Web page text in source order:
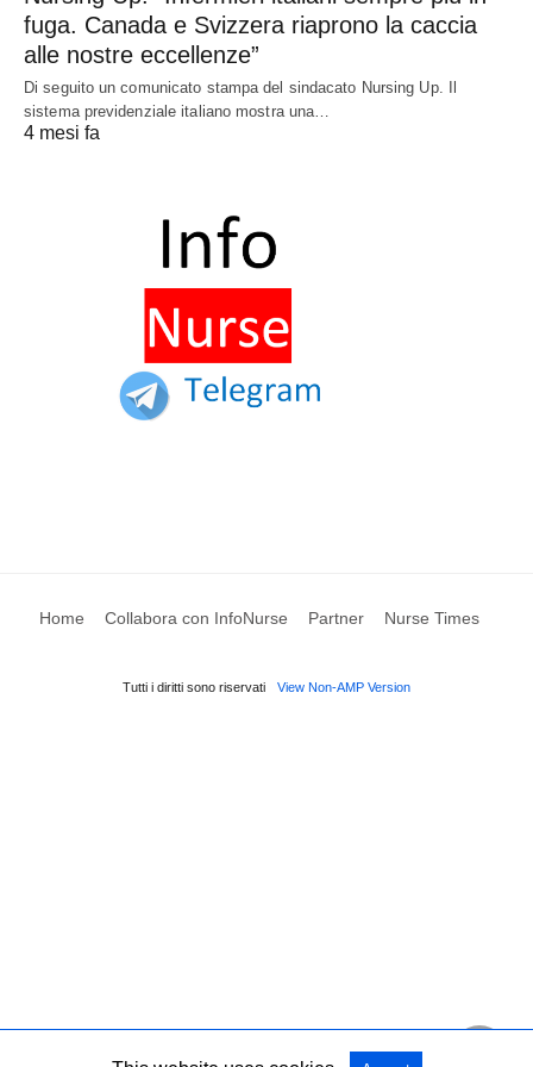
fuga. Canada e Svizzera riaprono la caccia
alle nostre eccellenze”
Di seguito un comunicato stampa del sindacato Nursing Up. Il
sistema previdenziale italiano mostra una…
4 mesi fa
Home Collabora con InfoNurse Partner Nurse Times
Tutti i diritti sono riservati View Non-AMP Version